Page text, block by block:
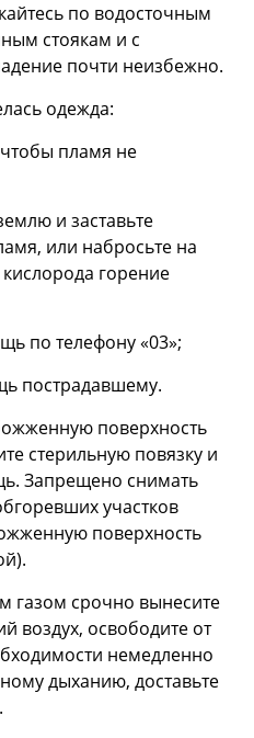
по водосточным
стоякам и с
почти неизбежно.
одежда:
чтобы пламя не
и заставьте
или набросьте на
горение
по телефону «03»;
пострадавшему.
поверхность
стерильную повязку и
Запрещено снимать
участков
поверхность
газом срочно вынесите
воздух, освободите от
немедленно
дыханию, доставьте